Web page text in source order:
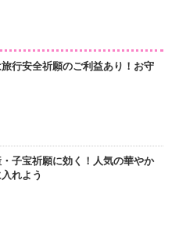
行安全祈願のご利益あり！お守
子宝祈願に効く！人気の華やか
れよう